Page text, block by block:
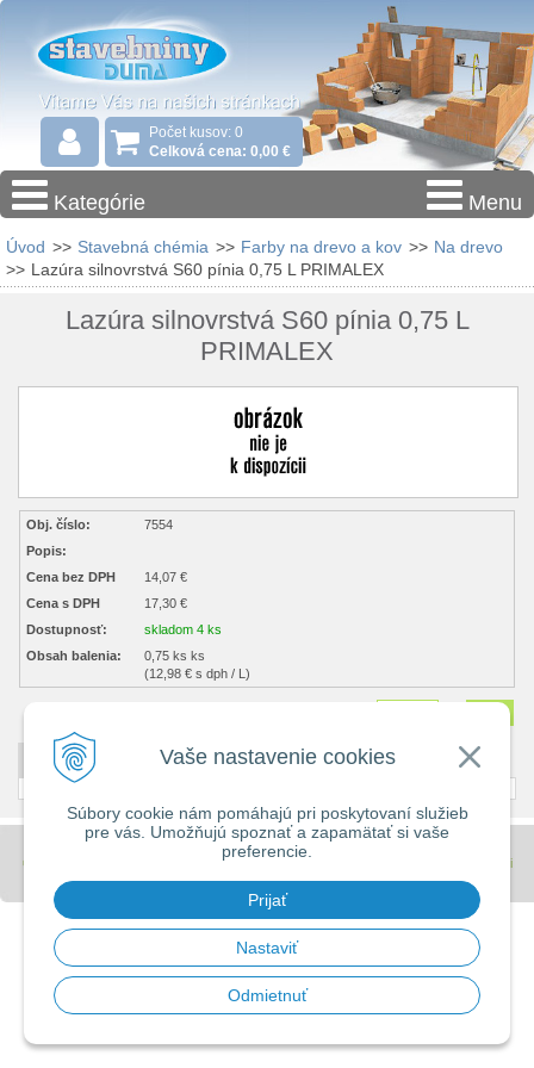
Vaše nastavenie cookies
Súbory cookie nám pomáhajú pri poskytovaní služieb
pre vás. Umožňujú spoznať a zapamätať si vaše
preferencie.
Prijať
Nastaviť
Odmietnuť
Počet kusov: 0
Celková cena: 0,00 €
Kategórie Menu
Úvod >> Stavebná chémia >> Farby na drevo a kov >> Na drevo
>> Lazúra silnovrstvá S60 pínia 0,75 L PRIMALEX
Lazúra silnovrstvá S60 pínia 0,75 L
PRIMALEX
Obj. číslo:
7554
Popis:
Cena bez DPH
14,07 €
Cena s DPH
17,30 €
Dostupnosť:
skladom 4 ks
Obsah balenia:
0,75 ks ks
(12,98 € s dph / L)
DETAILNÝ POPIS
© 2026 Stavebniny - DUMA • tvorba eshopu cez UNIobchod
spoločnosti
WEBYGROUP